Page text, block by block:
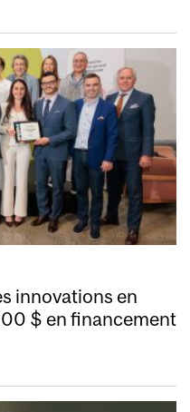
innovations en
$ en financement